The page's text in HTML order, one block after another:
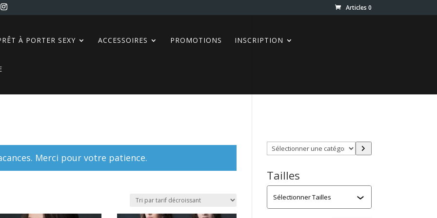
Articles 0
À PORTER SEXY ACCESSOIRES PROMOTIONS INSCRIPTION
Merci pour votre patience.
Sélectionner
une
Tailles